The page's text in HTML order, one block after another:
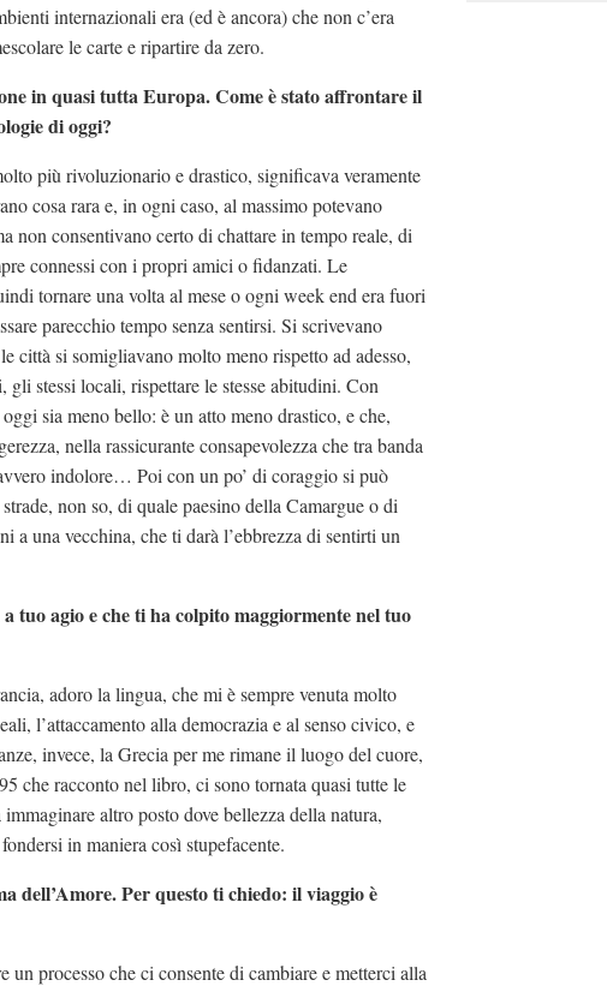
internazionali era (ed è ancora) che non c’era
le carte e ripartire da zero.
in quasi tutta Europa. Come è stato affrontare il
di oggi?
più rivoluzionario e drastico, significava veramente
cosa rara e, in ogni caso, al massimo potevano
non consentivano certo di chattare in tempo reale, di
connessi con i propri amici o fidanzati. Le
tornare una volta al mese o ogni week end era fuori
parecchio tempo senza sentirsi. Si scrivevano
città si somigliavano molto meno rispetto ad adesso,
stessi locali, rispettare le stesse abitudini. Con
sia meno bello: è un atto meno drastico, e che,
nella rassicurante consapevolezza che tra banda
indolore… Poi con un po’ di coraggio si può
non so, di quale paesino della Camargue o di
a una vecchina, che ti darà l’ebbrezza di sentirti un
tuo agio e che ti ha colpito maggiormente nel tuo
adoro la lingua, che mi è sempre venuta molto
l’attaccamento alla democrazia e al senso civico, e
invece, la Grecia per me rimane il luogo del cuore,
che racconto nel libro, ci sono tornata quasi tutte le
altro posto dove bellezza della natura,
in maniera così stupefacente.
dell’Amore. Per questo ti chiedo: il viaggio è
un processo che ci consente di cambiare e metterci alla